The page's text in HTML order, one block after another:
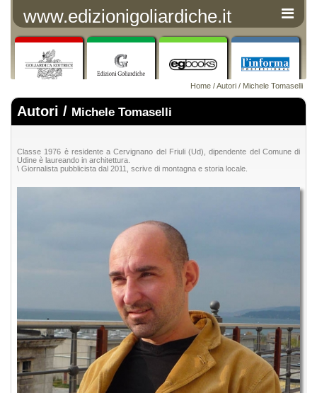
www.edizionigoliardiche.it
Home /Autori / Michele Tomaselli
Autori / Michele Tomaselli
Classe 1976 è residente a Cervignano del Friuli (Ud), dipendente del Comune di
Udine è laureando in architettura.
\ Giornalista pubblicista dal 2011, scrive di montagna e storia locale.